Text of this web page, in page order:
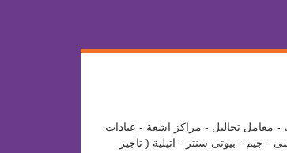
- معامل تحاليل - مراكز اشعة - عيادات
- بيوتى سنتر - اتيلية ( تاجير